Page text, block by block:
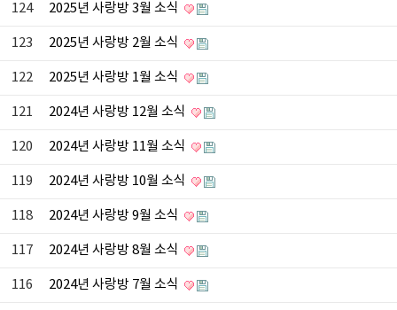
124 2025년 사랑방 3월 소식
123 2025년 사랑방 2월 소식
122 2025년 사랑방 1월 소식
121 2024년 사랑방 12월 소식
120 2024년 사랑방 11월 소식
119 2024년 사랑방 10월 소식
118 2024년 사랑방 9월 소식
117 2024년 사랑방 8월 소식
116 2024년 사랑방 7월 소식